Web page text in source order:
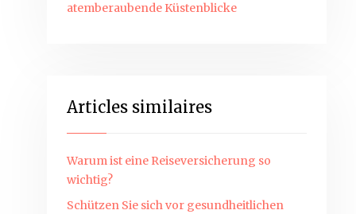
atemberaubende Küstenblicke
Articles similaires
Warum ist eine Reiseversicherung so
wichtig?
Schützen Sie sich vor gesundheitlichen